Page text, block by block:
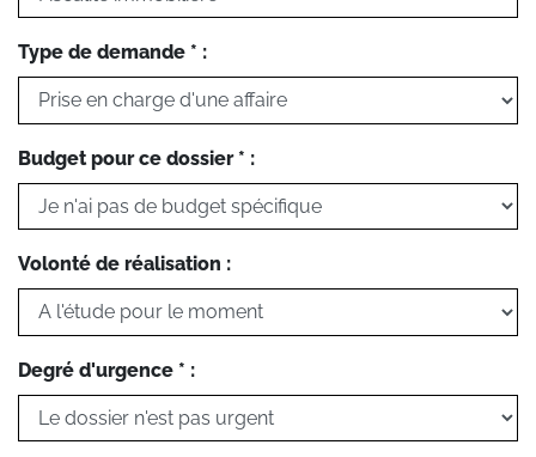
Type de demande * :
Budget pour ce dossier * :
Volonté de réalisation :
Degré d'urgence * :